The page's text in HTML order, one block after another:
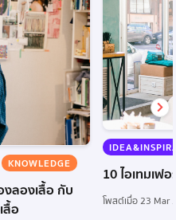
KNOWLEDGE
งลองเสื้อ กับ
สื้อ
10 ไอเทมเฟ
โพสต์เมื่อ 23 Mar